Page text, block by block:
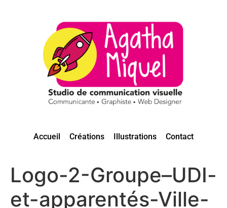
Accueil Créations Illustrations Contact
Logo-2-Groupe–UDI-
et-apparentés-Ville-